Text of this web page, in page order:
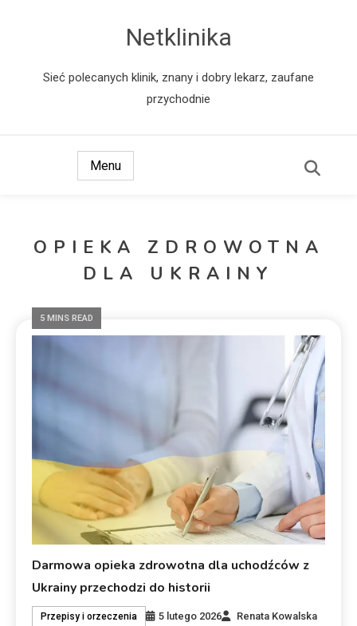
Netklinika
Sieć polecanych klinik, znany i dobry lekarz, zaufane
przychodnie
Menu
OPIEKA ZDROWOTNA
DLA UKRAINY
5 MINS READ
Darmowa opieka zdrowotna dla uchodźców z
Ukrainy przechodzi do historii
Przepisy i orzeczenia 5 lutego 2026
Renata Kowalska